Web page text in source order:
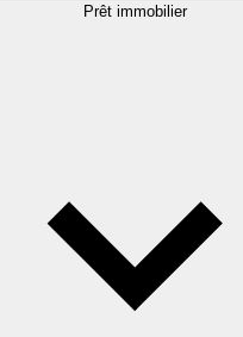
Prêt immobilier